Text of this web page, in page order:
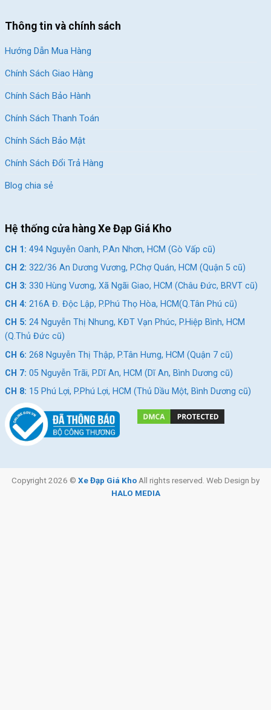
Thông tin và chính sách
Hướng Dẫn Mua Hàng
Chính Sách Giao Hàng
Chính Sách Bảo Hành
Chính Sách Thanh Toán
Chính Sách Bảo Mật
Chính Sách Đổi Trả Hàng
Blog chia sẻ
Hệ thống cửa hàng Xe Đạp Giá Kho
CH 1: 494 Nguyễn Oanh, P.An Nhơn, HCM (Gò Vấp cũ)
CH 2: 322/36 An Dương Vương, P.Chợ Quán, HCM (Quận 5 cũ)
CH 3: 330 Hùng Vương, Xã Ngãi Giao, HCM (Châu Đức, BRVT cũ)
CH 4: 216A Đ. Độc Lập, P.Phú Thọ Hòa, HCM(Q.Tân Phú cũ)
CH 5: 24 Nguyễn Thị Nhung, KĐT Vạn Phúc, P.Hiệp Bình, HCM
(Q.Thủ Đức cũ)
CH 6: 268 Nguyễn Thị Thập, P.Tân Hưng, HCM (Quận 7 cũ)
CH 7: 05 Nguyễn Trãi, P.Dĩ An, HCM (Dĩ An, Bình Dương cũ)
CH 8: 15 Phú Lợi, P.Phú Lợi, HCM (Thủ Dầu Một, Bình Dương cũ)
Copyright 2026 © Xe Đạp Giá Kho All rights reserved. Web Design by
HALO MEDIA